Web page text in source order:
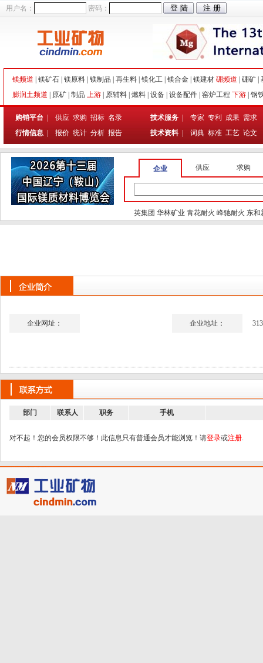
用户名： 密码：
镁频道 镁矿石 镁原料 镁制品 再生料 镁化工 镁合金 镁建材 硼频道 硼矿
膨润土频道
原矿 制品 上游 原辅料 燃料 设备 设备配件 窑炉工程 下游 钢
购销平台 供应 求购 招标 名录
行情信息
报价 统计 分析 报告
技术服务 专家 专利 成果 需求
技术资料
词典 标准 工艺 论文
企业 供应 求购
英集团 华林矿业 青花耐火 峰驰耐火 东和
企业网址： 企业地址：
部门 联系人 职务 手机
对不起！您的会员权限不够！此信息只有普通会员才能浏览！请登录或注册.